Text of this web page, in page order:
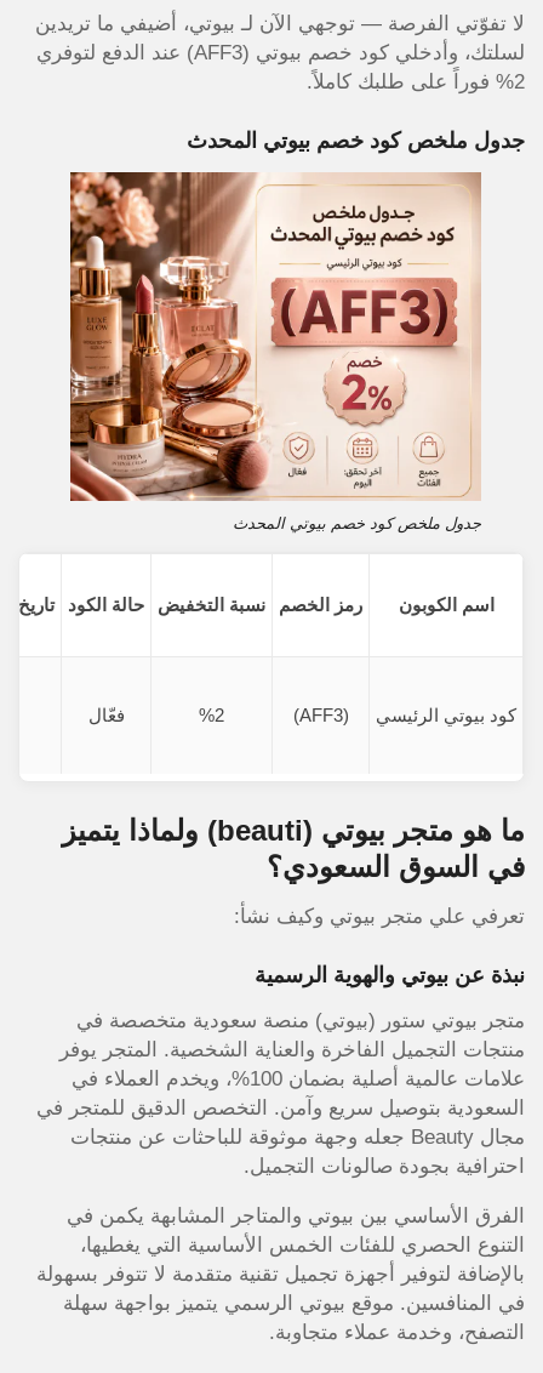
لا تفوّتي الفرصة — توجهي الآن لـ بيوتي، أضيفي ما تريدين
لسلتك، وأدخلي كود خصم بيوتي (AFF3) عند الدفع لتوفري
2% فوراً على طلبك كاملاً.
جدول ملخص كود خصم بيوتي المحدث
جدول ملخص كود خصم بيوتي المحدث
اسم الكوبون رمز الخصم نسبة التخفيض حالة الكود تاريخ
كود بيوتي الرئيسي (AFF3)
%2 فعّال
ما هو متجر بيوتي (beauti) ولماذا يتميز
في السوق السعودي؟
تعرفي علي متجر بيوتي وكيف نشأ:
نبذة عن بيوتي والهوية الرسمية
متجر بيوتي ستور (بيوتي) منصة سعودية متخصصة في
منتجات التجميل الفاخرة والعناية الشخصية. المتجر يوفر
علامات عالمية أصلية بضمان 100%، ويخدم العملاء في
السعودية بتوصيل سريع وآمن. التخصص الدقيق للمتجر في
مجال Beauty جعله وجهة موثوقة للباحثات عن منتجات
احترافية بجودة صالونات التجميل.
الفرق الأساسي بين بيوتي والمتاجر المشابهة يكمن في
التنوع الحصري للفئات الخمس الأساسية التي يغطيها،
بالإضافة لتوفير أجهزة تجميل تقنية متقدمة لا تتوفر بسهولة
في المنافسين. موقع بيوتي الرسمي يتميز بواجهة سهلة
التصفح، وخدمة عملاء متجاوبة.